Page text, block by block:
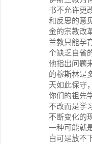
书不允许更
和反思的意
金的宗教改
兰教只能孕
个缺乏自省
他指出问题
的穆斯林是
天如此保守
你们的祖先
不改而是学
不断变化的
一种可能就
白可是放不